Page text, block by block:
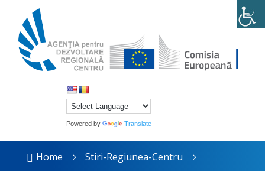
Powered by Translate
 Home 5 Stiri-Regiunea-Centru 5